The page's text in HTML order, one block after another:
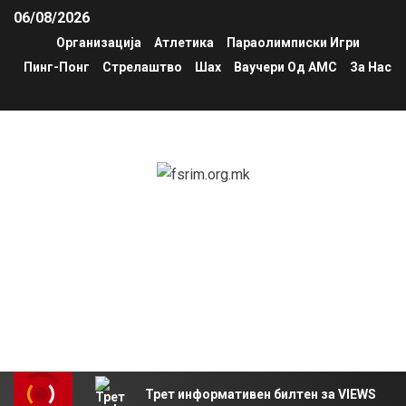
06/08/2026
Организација Атлетика
Параолимписки Игри
Пинг-Понг
Стрелаштво Шах Ваучери Од АМС За Нас
Трет информативен билтен за VIEWS